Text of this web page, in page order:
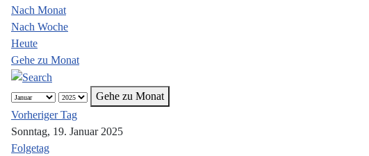
Nach Monat
Nach Woche
Heute
Gehe zu Monat
Gehe zu Monat
Vorheriger Tag
Sonntag, 19. Januar 2025
Folgetag